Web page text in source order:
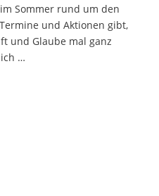
Sommer rund um den
und Aktionen gibt,
und Glaube mal ganz
…